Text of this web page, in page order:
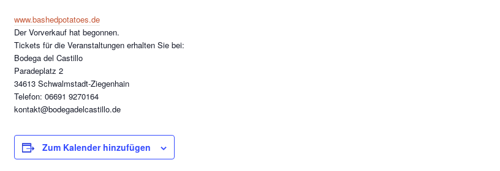
www.bashedpotatoes.de
Der Vorverkauf hat begonnen.
Tickets für die Veranstaltungen erhalten Sie bei:
Bodega del Castillo
Paradeplatz 2
34613 Schwalmstadt-Ziegenhain
Telefon: 06691 9270164
kontakt@bodegadelcastillo.de
Zum Kalender hinzufügen